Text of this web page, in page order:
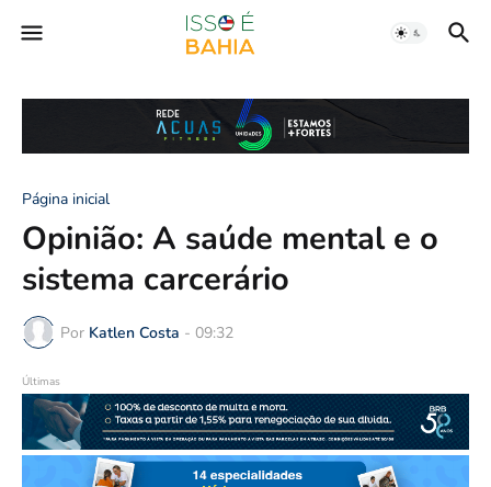
Página inicial
Opinião: A saúde mental e o
sistema carcerário
Por Katlen Costa - 09:32
Últimas